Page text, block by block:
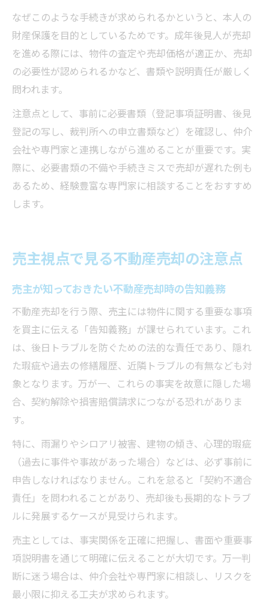
なぜこのような手続きが求められるかというと、本人の
財産保護を目的としているためです。成年後見人が売却
を進める際には、物件の査定や売却価格が適正か、売却
の必要性が認められるかなど、書類や説明責任が厳しく
問われます。
注意点として、事前に必要書類（登記事項証明書、後見
登記の写し、裁判所への申立書類など）を確認し、仲介
会社や専門家と連携しながら進めることが重要です。実
際に、必要書類の不備や手続きミスで売却が遅れた例も
あるため、経験豊富な専門家に相談することをおすすめ
します。
売主視点で見る不動産売却の注意点
売主が知っておきたい不動産売却時の告知義務
不動産売却を行う際、売主には物件に関する重要な事項
を買主に伝える「告知義務」が課せられています。これ
は、後日トラブルを防ぐための法的な責任であり、隠れ
た瑕疵や過去の修繕履歴、近隣トラブルの有無なども対
象となります。万が一、これらの事実を故意に隠した場
合、契約解除や損害賠償請求につながる恐れがありま
す。
特に、雨漏りやシロアリ被害、建物の傾き、心理的瑕疵
（過去に事件や事故があった場合）などは、必ず事前に
申告しなければなりません。これを怠ると「契約不適合
責任」を問われることがあり、売却後も長期的なトラブ
ルに発展するケースが見受けられます。
売主としては、事実関係を正確に把握し、書面や重要事
項説明書を通じて明確に伝えることが大切です。万一判
断に迷う場合は、仲介会社や専門家に相談し、リスクを
最小限に抑える工夫が求められます。